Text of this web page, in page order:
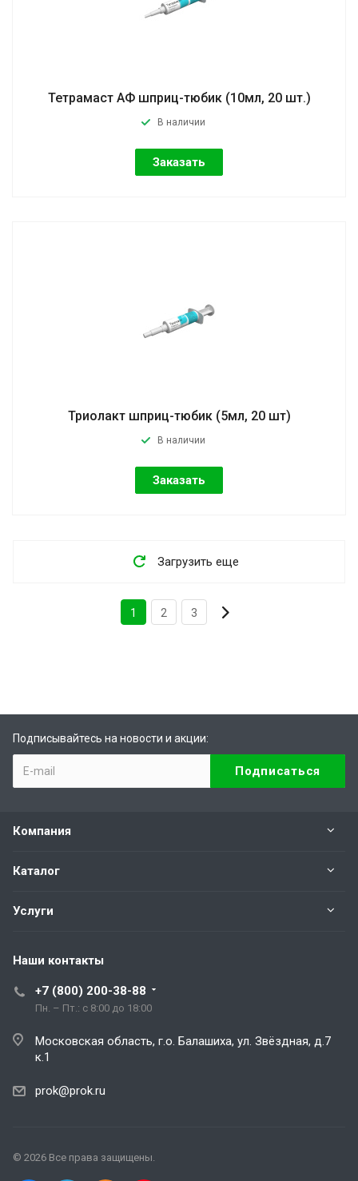
Тетрамаст АФ шприц-тюбик (10мл, 20 шт.)
В наличии
Заказать
Триолакт шприц-тюбик (5мл, 20 шт)
В наличии
Заказать
Загрузить еще
1 2 3
Подписывайтесь на новости и акции:
Компания
Каталог
Услуги
Наши контакты
+7 (800) 200-38-88
Пн. – Пт.: с 8:00 до 18:00
Московская область, г.о. Балашиха, ул. Звёздная, д.7
к.1
prok@prok.ru
© 2026 Все права защищены.